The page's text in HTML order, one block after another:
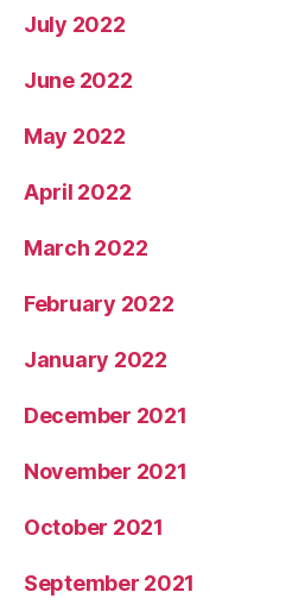
July 2022
June 2022
May 2022
April 2022
March 2022
February 2022
January 2022
December 2021
November 2021
October 2021
September 2021